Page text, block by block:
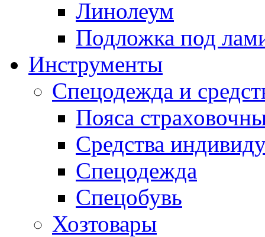
Линолеум
Подложка под
Инструменты
Спецодежда и
Пояса
Средства
Спецодежда
Спецобувь
Хозтовары